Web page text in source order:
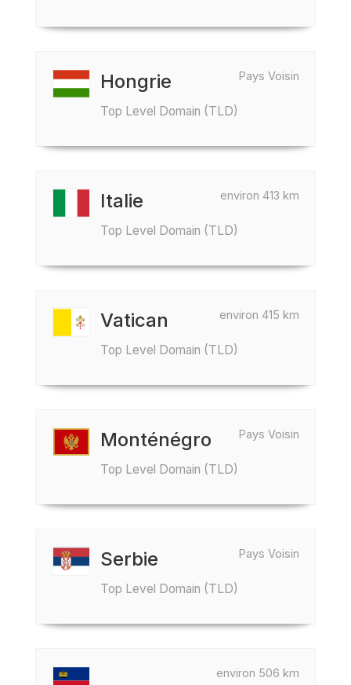
Pays Voisin
Hongrie
Top Level Domain (TLD)
environ 413 km
Italie
Top Level Domain (TLD)
environ 415 km
Vatican
Top Level Domain (TLD)
Pays Voisin
Monténégro
Top Level Domain (TLD)
Pays Voisin
Serbie
Top Level Domain (TLD)
environ 506 km